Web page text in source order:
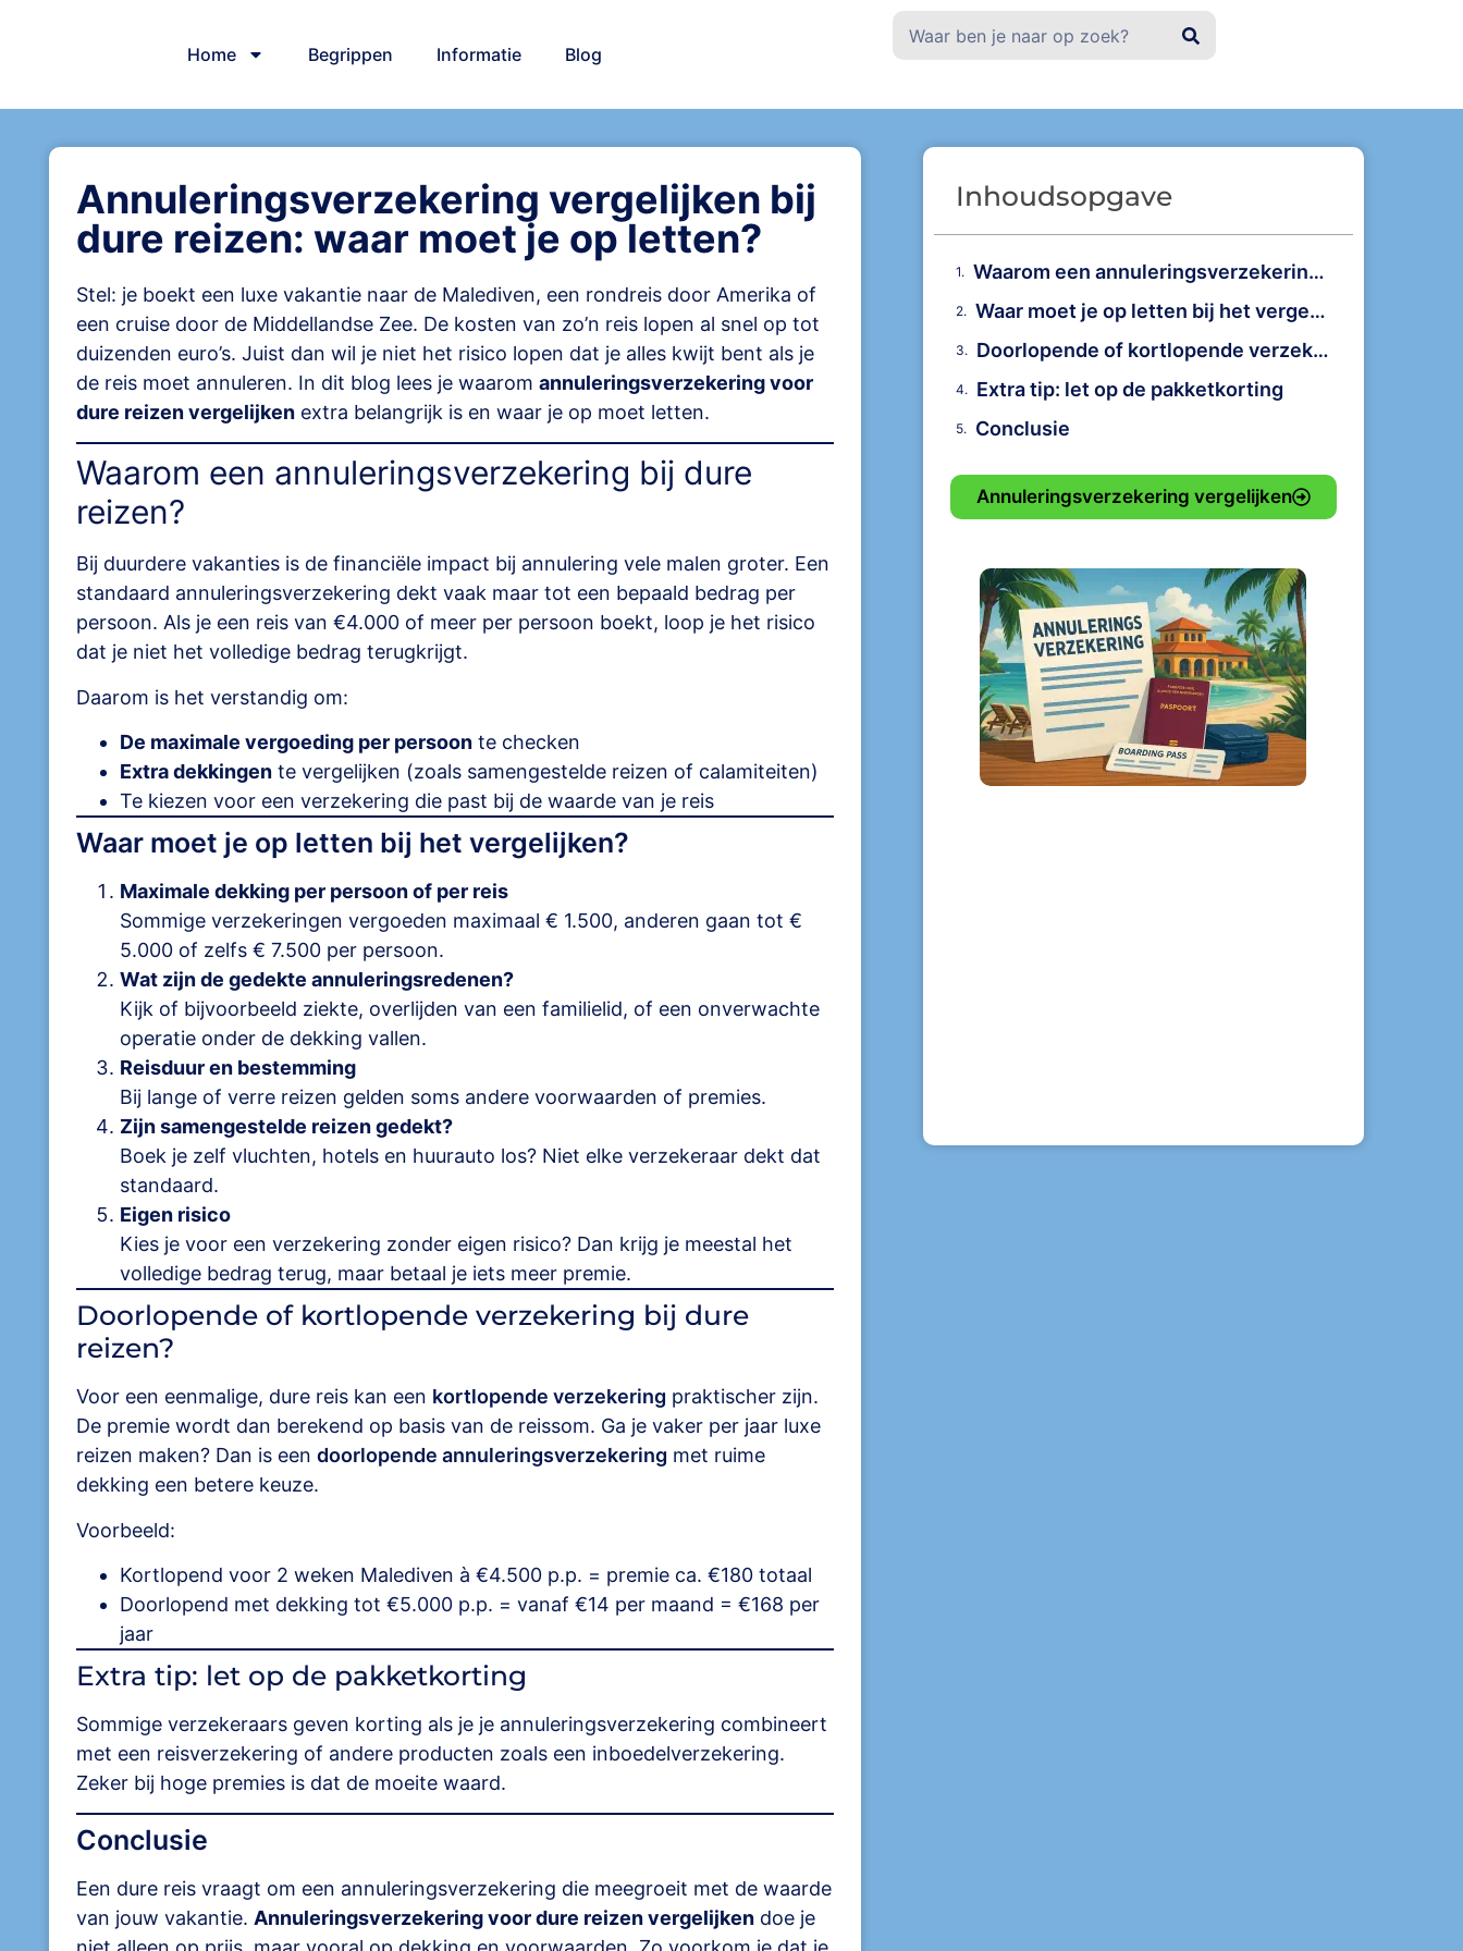
Home Begrippen Informatie Blog
Annuleringsverzekering vergelijken bij
dure reizen: waar moet je op letten?
Stel: je boekt een luxe vakantie naar de Malediven, een rondreis door Amerika of
een cruise door de Middellandse Zee. De kosten van zo’n reis lopen al snel op tot
duizenden euro’s. Juist dan wil je niet het risico lopen dat je alles kwijt bent als je
de reis moet annuleren. In dit blog lees je waarom annuleringsverzekering voor
dure reizen vergelijkenextra belangrijk is en waar je op moet letten.
Waarom een annuleringsverzekering bij dure
reizen?
Bij duurdere vakanties is de financiële impact bij annulering vele malen groter. Een
standaard annuleringsverzekering dekt vaak maar tot een bepaald bedrag per
persoon. Als je een reis van €4.000 of meer per persoon boekt, loop je het risico
dat je niet het volledige bedrag terugkrijgt.
Daarom is het verstandig om:
De maximale vergoeding per persoonte checken
Extra dekkingente vergelijken (zoals samengestelde reizen of calamiteiten)
Te kiezen voor een verzekering die past bij de waarde van je reis
Waar moet je op letten bij het vergelijken?
Maximale dekking per persoon of per reis
Sommige verzekeringen vergoeden maximaal € 1.500, anderen gaan tot €
5.000 of zelfs € 7.500 per persoon.
Wat zijn de gedekte annuleringsredenen?
Kijk of bijvoorbeeld ziekte, overlijden van een familielid, of een onverwachte
operatie onder de dekking vallen.
Reisduur en bestemming
Bij lange of verre reizen gelden soms andere voorwaarden of premies.
Zijn samengestelde reizen gedekt?
Boek je zelf vluchten, hotels en huurauto los? Niet elke verzekeraar dekt dat
standaard.
Eigen risico
Kies je voor een verzekering zonder eigen risico? Dan krijg je meestal het
volledige bedrag terug, maar betaal je iets meer premie.
Doorlopende of kortlopende verzekering bij dure
reizen?
Voor een eenmalige, dure reis kan een kortlopende verzekering praktischer zijn.
De premie wordt dan berekend op basis van de reissom. Ga je vaker per jaar luxe
reizen maken? Dan is een doorlopende annuleringsverzekering met ruime
dekking een betere keuze.
Voorbeeld:
Kortlopend voor 2 weken Malediven à €4.500 p.p. = premie ca. €180 totaal
Doorlopend met dekking tot €5.000 p.p. = vanaf €14 per maand = €168 per
jaar
Extra tip: let op de pakketkorting
Sommige verzekeraars geven korting als je je annuleringsverzekering combineert
met een reisverzekering of andere producten zoals een inboedelverzekering.
Zeker bij hoge premies is dat de moeite waard.
Conclusie
Een dure reis vraagt om een annuleringsverzekering die meegroeit met de waarde
van jouw vakantie. Annuleringsverzekering voor dure reizen vergelijkendoe je
Inhoudsopgave
Waarom een annuleringsverzekering bij dure reizen?
Waar moet je op letten bij het vergelijken?
Doorlopende of kortlopende verzekering bij dure reizen?
Extra tip: let op de pakketkorting
Conclusie
Annuleringsverzekering vergelijken